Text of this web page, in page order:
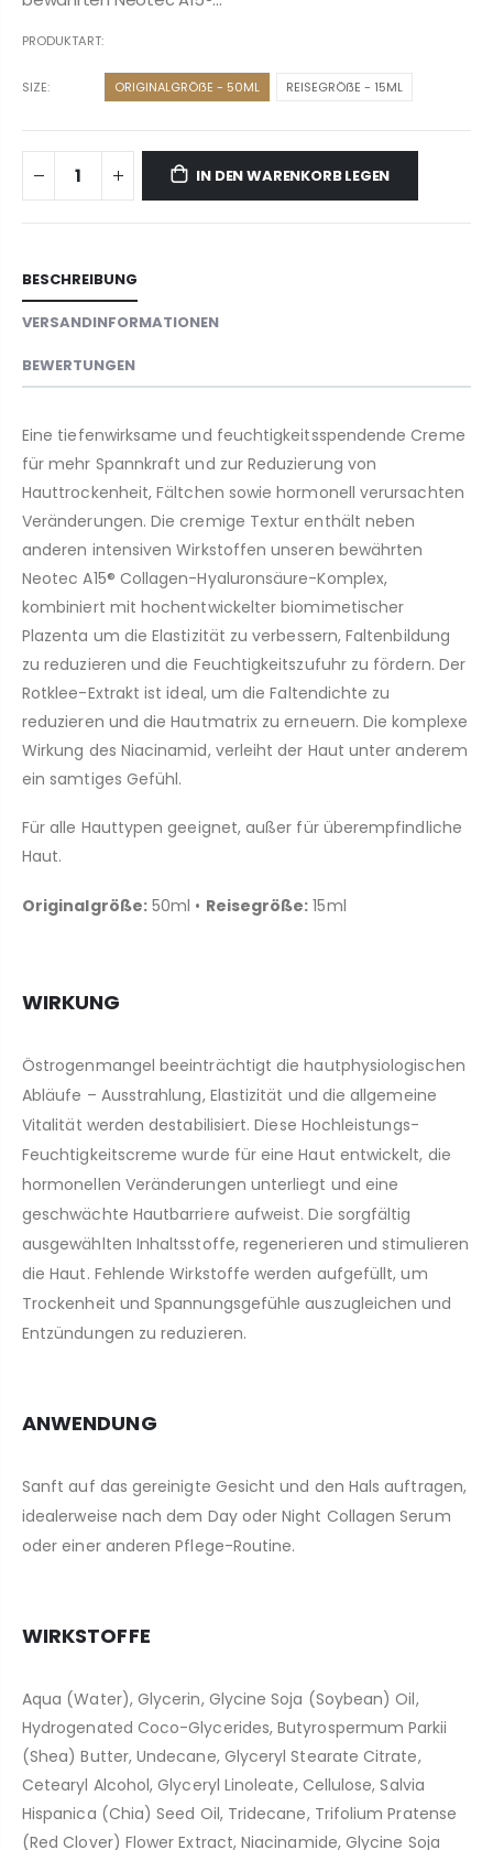
PRODUKTART:
SIZE: ORIGINALGRÖẞE - 50ML REISEGRÖẞE - 15ML
IN DEN WARENKORB LEGEN
BESCHREIBUNG
VERSANDINFORMATIONEN
BEWERTUNGEN
Eine tiefenwirksame und feuchtigkeitsspendende Creme
für mehr Spannkraft und zur Reduzierung von
Hauttrockenheit, Fältchen sowie hormonell verursachten
Veränderungen. Die cremige Textur enthält neben
anderen intensiven Wirkstoffen unseren bewährten
Neotec A15® Collagen-Hyaluronsäure-Komplex,
kombiniert mit hochentwickelter biomimetischer
Plazenta um die Elastizität zu verbessern, Faltenbildung
zu reduzieren und die Feuchtigkeitszufuhr zu fördern. Der
Rotklee-Extrakt ist ideal, um die Faltendichte zu
reduzieren und die Hautmatrix zu erneuern. Die komplexe
Wirkung des Niacinamid, verleiht der Haut unter anderem
ein samtiges Gefühl.
Für alle Hauttypen geeignet, außer für überempfindliche
Haut.
Originalgröße:50ml • Reisegröße: 15ml
WIRKUNG
Östrogenmangel beeinträchtigt die hautphysiologischen
Abläufe – Ausstrahlung, Elastizität und die allgemeine
Vitalität werden destabilisiert. Diese Hochleistungs-
Feuchtigkeitscreme wurde für eine Haut entwickelt, die
hormonellen Veränderungen unterliegt und eine
geschwächte Hautbarriere aufweist. Die sorgfältig
ausgewählten Inhaltsstoffe, regenerieren und stimulieren
die Haut. Fehlende Wirkstoffe werden aufgefüllt, um
Trockenheit und Spannungsgefühle auszugleichen und
Entzündungen zu reduzieren.
ANWENDUNG
Sanft auf das gereinigte Gesicht und den Hals auftragen,
idealerweise nach dem Day oder Night Collagen Serum
oder einer anderen Pflege-Routine.
WIRKSTOFFE
Aqua (Water), Glycerin, Glycine Soja (Soybean) Oil,
Hydrogenated Coco-Glycerides, Butyrospermum Parkii
(Shea) Butter, Undecane, Glyceryl Stearate Citrate,
Cetearyl Alcohol, Glyceryl Linoleate, Cellulose, Salvia
Hispanica (Chia) Seed Oil, Tridecane, Trifolium Pratense
(Red Clover) Flower Extract, Niacinamide, Glycine Soja